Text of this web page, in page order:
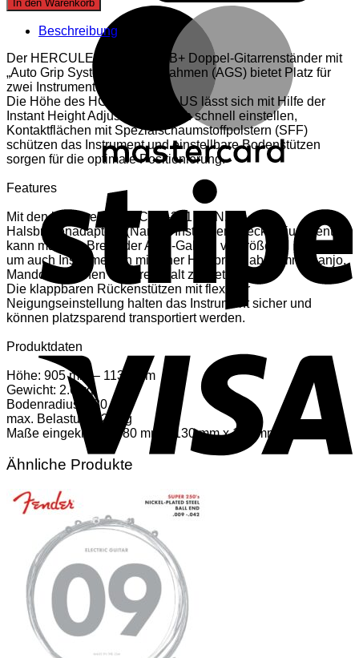
422B+
Gitarrenständer
In den Warenkorb
Beschreibung
Der HERCULES HCGS-422B+ Doppel-Gitarrenständer mit
„Auto Grip System“-Halsaufnahmen (AGS) bietet Platz für
zwei Instrumente.
Die Höhe des HCGS-422B PLUS lässt sich mit Hilfe der
Instant Height Adjustment Clutch schnell einstellen,
Kontaktflächen mit Spezialschaumstoffpolstern (SFF)
schützen das Instrument und einstellbare Bodenstützen
sorgen für die optimale Positionierung.
Features
Mit den beiliegenden HCHA-301 N.I.N.A.
Halsbreitenadaptern (Narrow Instrument Neck Adjustment)
kann man die Breite der AGS-Gabeln vergrößern,
um auch Instrumenten mit einer Halsbreite ab 28mm (Banjo,
Mandoline) einen sicheren Halt zu bieten.
Die klappbaren Rückenstützen mit flexibler
Neigungseinstellung halten das Instrument sicher und
können platzsparend transportiert werden.
Produktdaten
Höhe: 905 mm – 1130 mm
Gewicht: 2.6 kg
Bodenradius: 430 mm
max. Belastung: 20 kg
Maße eingeklappt: 780 mm x 130 mm x 115 mm
Ähnliche Produkte